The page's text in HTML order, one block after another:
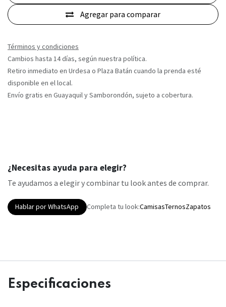
Agregar para comparar
Términos y condiciones
Cambios hasta 14 días, según nuestra política.
Retiro inmediato en Urdesa o Plaza Batán cuando la prenda esté
disponible en el local.
Envío gratis en Guayaquil y Samborondón, sujeto a cobertura.
¿Necesitas ayuda para elegir?
Te ayudamos a elegir y combinar tu look antes de comprar.
Hablar por WhatsApp Completa tu look:CamisasTernosZapatos
Especificaciones